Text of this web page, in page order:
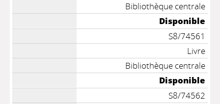
Bibliothèque centrale
Disponible
S8/74561
Livre
Bibliothèque centrale
Disponible
S8/74562